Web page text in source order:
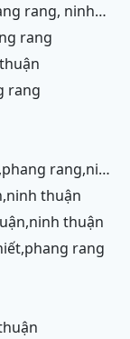
rang
rang
thuận
thuận
rang